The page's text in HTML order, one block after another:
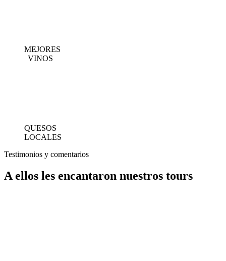
MEJORES
VINOS
QUESOS
LOCALES
Testimonios y comentarios
A ellos les encantaron nuestros tours